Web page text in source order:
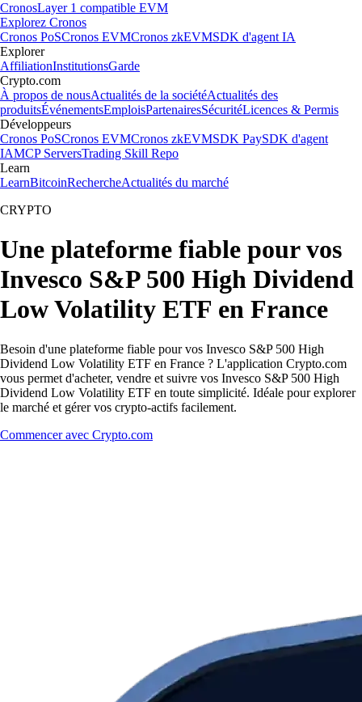
CronosLayer 1 compatible EVM
Explorez Cronos
Cronos PoSCronos EVMCronos zkEVMSDK d'agent IA
Explorer
AffiliationInstitutionsGarde
Crypto.com
À propos de nousActualités de la sociétéActualités des
produitsÉvénementsEmploisPartenairesSécuritéLicences & Permis
Développeurs
Cronos PoSCronos EVMCronos zkEVMSDK PaySDK d'agent
IAMCP ServersTrading Skill Repo
Learn
LearnBitcoinRechercheActualités du marché
CRYPTO
Une plateforme fiable pour vos
Invesco S&P 500 High Dividend
Low Volatility ETF en France
Besoin d'une plateforme fiable pour vos Invesco S&P 500 High
Dividend Low Volatility ETF en France ? L'application Crypto.com
vous permet d'acheter, vendre et suivre vos Invesco S&P 500 High
Dividend Low Volatility ETF en toute simplicité. Idéale pour explorer
le marché et gérer vos crypto-actifs facilement.
Commencer avec Crypto.com